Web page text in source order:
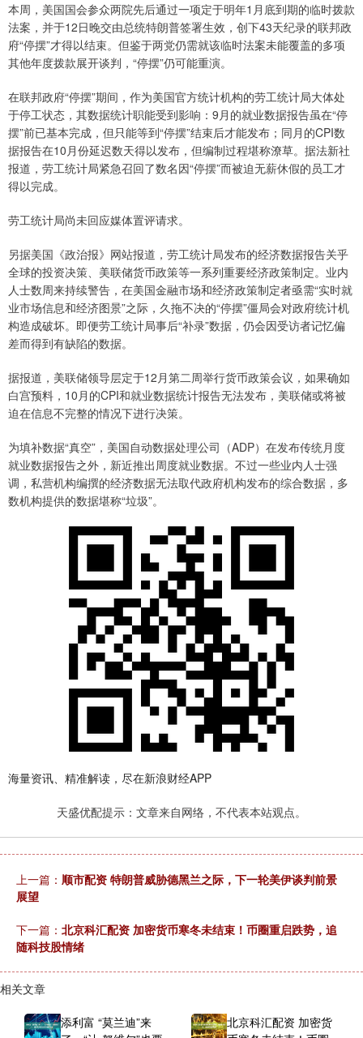
本周，美国国会参众两院先后通过一项定于明年1月底到期的临时拨款
法案，并于12日晚交由总统特朗普签署生效，创下43天纪录的联邦政
府“停摆”才得以结束。但鉴于两党仍需就该临时法案未能覆盖的多项
其他年度拨款展开谈判，“停摆”仍可能重演。
在联邦政府“停摆”期间，作为美国官方统计机构的劳工统计局大体处
于停工状态，其数据统计职能受到影响：9月的就业数据报告虽在“停
摆”前已基本完成，但只能等到“停摆”结束后才能发布；同月的CPI数
据报告在10月份延迟数天得以发布，但编制过程堪称潦草。据法新社
报道，劳工统计局紧急召回了数名因“停摆”而被迫无薪休假的员工才
得以完成。
劳工统计局尚未回应媒体置评请求。
另据美国《政治报》网站报道，劳工统计局发布的经济数据报告关乎
全球的投资决策、美联储货币政策等一系列重要经济政策制定。业内
人士数周来持续警告，在美国金融市场和经济政策制定者亟需“实时就
业市场信息和经济图景”之际，久拖不决的“停摆”僵局会对政府统计机
构造成破坏。即便劳工统计局事后“补录”数据，仍会因受访者记忆偏
差而得到有缺陷的数据。
据报道，美联储领导层定于12月第二周举行货币政策会议，如果确如
白宫预料，10月的CPI和就业数据统计报告无法发布，美联储或将被
迫在信息不完整的情况下进行决策。
为填补数据“真空”，美国自动数据处理公司（ADP）在发布传统月度
就业数据报告之外，新近推出周度就业数据。不过一些业内人士强
调，私营机构编撰的经济数据无法取代政府机构发布的综合数据，多
数机构提供的数据堪称“垃圾”。
海量资讯、精准解读，尽在新浪财经APP
天盛优配提示：文章来自网络，不代表本站观点。
上一篇： 顺市配资 特朗普威胁德黑兰之际，下一轮美伊谈判前景
展望
下一篇： 北京科汇配资 加密货币寒冬未结束！币圈重启跌势，追
随科技股情绪
相关文章
添利富 “莫兰迪”来
北京科汇配资 加密货